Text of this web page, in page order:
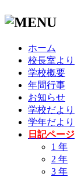
ホーム
校長室より
学校概要
年間行事
お知らせ
学校だより
学年だより
日記ページ
1 年
2 年
3 年